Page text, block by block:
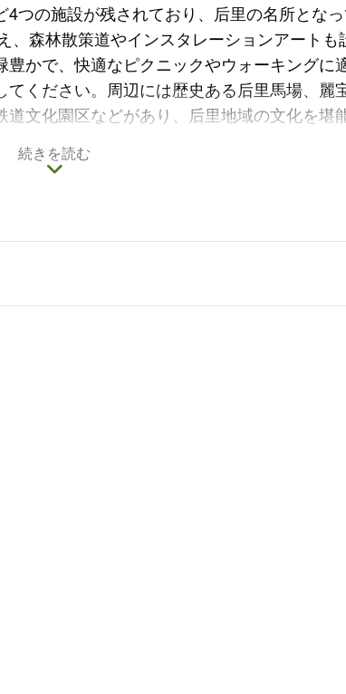
つの施設が残されており、后里の名所とな
、森林散策道やインスタレーションアートも
かで、快適なピクニックやウォーキングに
ください。周辺には歴史ある后里馬場、麗
文化園区などがあり、后里地域の文化を堪
続きを読む